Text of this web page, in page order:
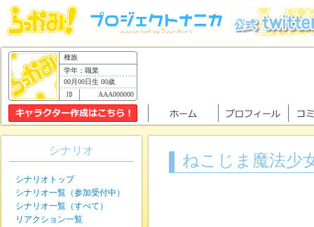
種族
学年：職業
00月00日生 00歳
AAA000000
ねこじま魔法少
シナリオ
シナリオトップ
シナリオ一覧（参加受付中）
シナリオ一覧（すべて）
リアクション一覧